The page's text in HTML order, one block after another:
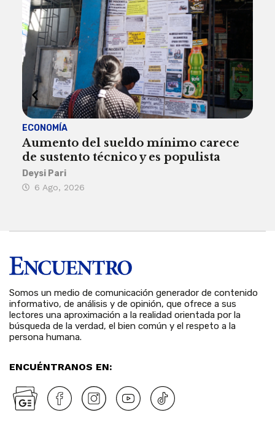
ECONOMÍA
Aumento del sueldo mínimo carece
de sustento técnico y es populista
Deysi Pari
6 Ago, 2026
Somos un medio de comunicación generador de contenido
informativo, de análisis y de opinión, que ofrece a sus
lectores una aproximación a la realidad orientada por la
búsqueda de la verdad, el bien común y el respeto a la
persona humana.
ENCUÉNTRANOS EN: